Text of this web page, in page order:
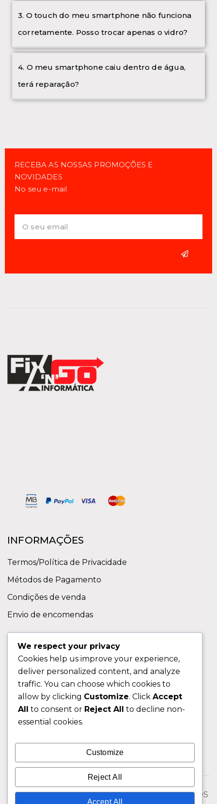
3. O touch do meu smartphone não funciona
corretamente. Posso trocar apenas o vidro?
4. O meu smartphone caiu dentro de água,
terá reparação?
RECEBA AS NOSSAS PROMOÇÕES E
NOVIDADES
No seu e-mail
INFORMAÇÕES
Termos/Política de Privacidade
Métodos de Pagamento
Condições de venda
Envio de encomendas
Contactos
Sobre nos
FAQ (Perguntas Frequentes)
CLIENTE
Área do Cliente
Livro de Reclamações
© 2026 Fixngo TODOS OS DIREITOS RESERVADOS
We respect your privacy
Cookies help us improve your experience,
deliver personalized content, and analyze
traffic. You can choose which cookies to
allow by clicking Customize. Click Accept
All to consent or Reject All to decline non-
essential cookies.
Customize
Reject All
Accept All